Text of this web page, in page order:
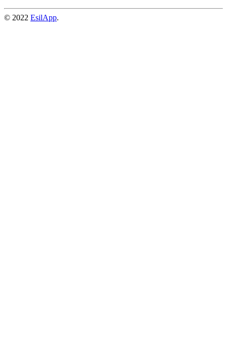
© 2022 EsilApp.